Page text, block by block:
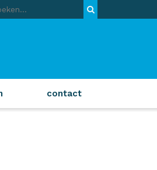
contact